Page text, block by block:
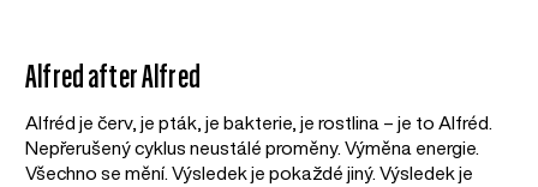
Alfred after Alfred
Alfréd je červ, je pták, je bakterie, je rostlina – je to Alfréd.
Nepřerušený cyklus neustálé proměny. Výměna energie.
Všechno se mění. Výsledek je pokaždé jiný. Výsledek je